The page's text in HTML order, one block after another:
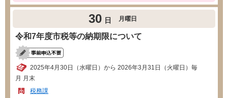
30 日 月曜日
令和7年度市税等の納期限について
2025年4月30日（水曜日）から 2026年3月31日（火曜日）毎
月 月末
税務課